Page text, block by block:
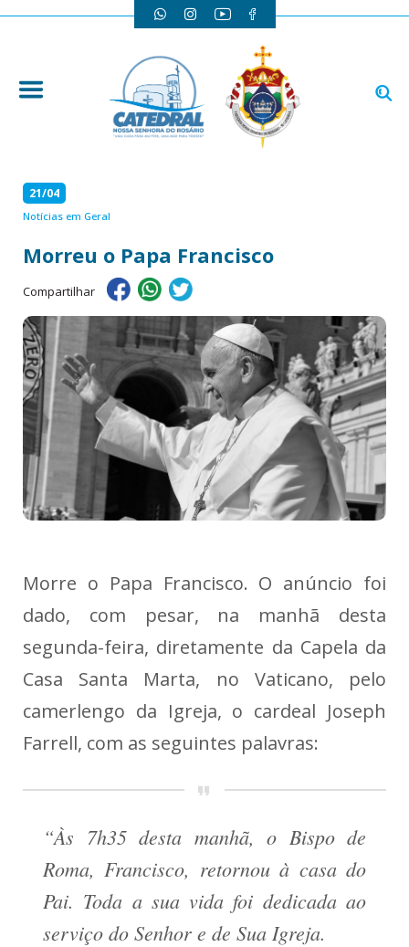
21/04
Notícias em Geral
Morreu o Papa Francisco
Compartilhar
Morre o Papa Francisco. O anúncio foi
dado, com pesar, na manhã desta
segunda-feira, diretamente da Capela da
Casa Santa Marta, no Vaticano, pelo
camerlengo da Igreja, o cardeal Joseph
Farrell, com as seguintes palavras:
“Às 7h35 desta manhã, o Bispo de
Roma, Francisco, retornou à casa do
Pai. Toda a sua vida foi dedicada ao
serviço do Senhor e de Sua Igreja.